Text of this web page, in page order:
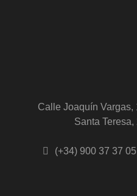
Calle Joaquín Vargas,
Santa
(+34) 900 37 37 05